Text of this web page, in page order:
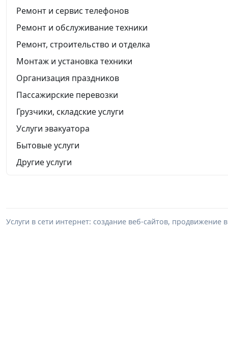
Ремонт и сервис телефонов
Ремонт и обслуживание техники
Ремонт, строительство и отделка
Монтаж и установка техники
Организация праздников
Пассажирские перевозки
Грузчики, складские услуги
Услуги эвакуатора
Бытовые услуги
Другие услуги
Услуги в сети интернет: создание веб-сайтов,